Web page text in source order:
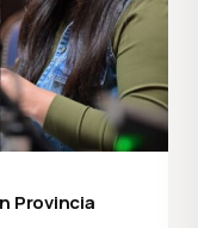
Provincia